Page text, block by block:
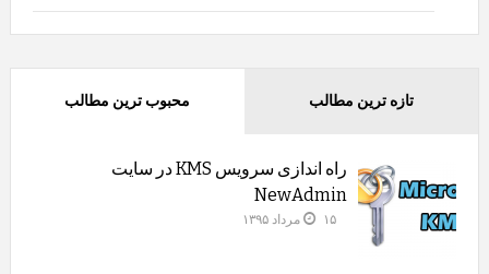
محبوب ترین مطالب تازه ترین مطالب
راه اندازی سرویس KMS در سایت
NewAdmin
۱۵ مرداد ۱۳۹۵